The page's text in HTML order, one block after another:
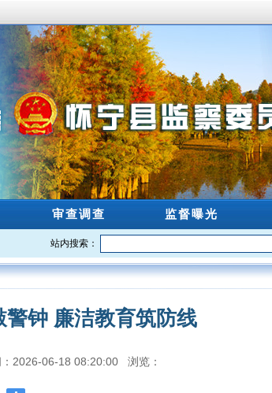
审查调查 监督曝光
站内搜索：
钟 廉洁教育筑防线
2026-06-18 08:20:00 浏览：